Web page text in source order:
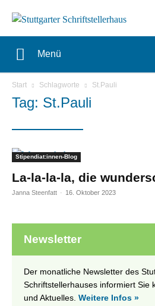
Menü
Start Schlagworte St.Pauli
Tag: St.Pauli
Stipendiat:innen-Blog
La-la-la-la, die
Janna Steenfatt - 16. Oktober 2023
Newsletter
Der monatliche Newsletter des
Schriftstellerhauses informiert Sie
und Aktuelles. Weitere Infos »